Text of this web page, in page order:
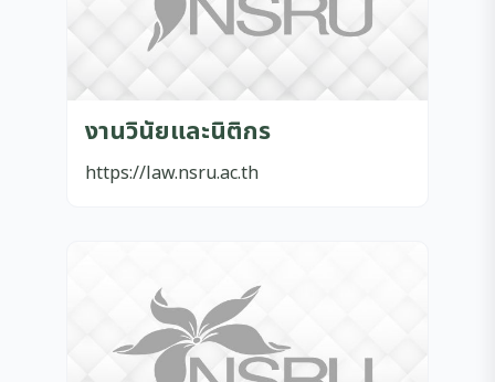
งานวินัยและนิติกร
https://law.nsru.ac.th